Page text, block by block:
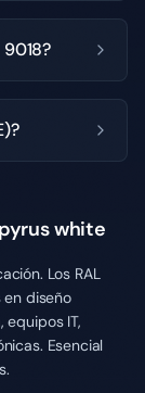
white
Los RAL
en diseño
IT,
Esencial